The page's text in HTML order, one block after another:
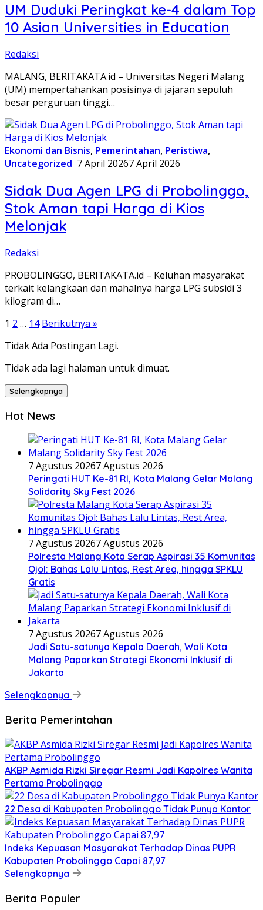
UM Duduki Peringkat ke-4 dalam Top
10 Asian Universities in Education
Redaksi
MALANG, BERITAKATA.id – Universitas Negeri Malang
(UM) mempertahankan posisinya di jajaran sepuluh
besar perguruan tinggi…
Ekonomi dan Bisnis, Pemerintahan, Peristiwa,
Uncategorized 7 April 20267 April 2026
Sidak Dua Agen LPG di Probolinggo,
Stok Aman tapi Harga di Kios
Melonjak
Redaksi
PROBOLINGGO, BERITAKATA.id – Keluhan masyarakat
terkait kelangkaan dan mahalnya harga LPG subsidi 3
kilogram di…
Paginasi
pos
1 2 … 14 Berikutnya »
Tidak Ada Postingan Lagi.
Tidak ada lagi halaman untuk dimuat.
Selengkapnya
Hot News
7 Agustus 20267 Agustus 2026
Peringati HUT Ke-81 RI, Kota Malang Gelar Malang
Solidarity Sky Fest 2026
7 Agustus 20267 Agustus 2026
Polresta Malang Kota Serap Aspirasi 35 Komunitas
Ojol: Bahas Lalu Lintas, Rest Area, hingga SPKLU
Gratis
7 Agustus 20267 Agustus 2026
Jadi Satu-satunya Kepala Daerah, Wali Kota
Malang Paparkan Strategi Ekonomi Inklusif di
Jakarta
Selengkapnya
Berita Pemerintahan
AKBP Asmida Rizki Siregar Resmi Jadi Kapolres Wanita
Pertama Probolinggo
22 Desa di Kabupaten Probolinggo Tidak Punya Kantor
Indeks Kepuasan Masyarakat Terhadap Dinas PUPR
Kabupaten Probolinggo Capai 87,97
Selengkapnya
Berita Populer